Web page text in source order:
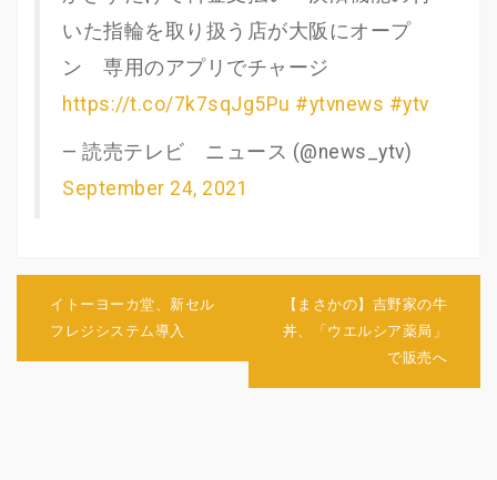
いた指輪を取り扱う店が大阪にオープ
ン 専用のアプリでチャージ
https://t.co/7k7sqJg5Pu #ytvnews #ytv
— 読売テレビ ニュース (@news_ytv)
September 24, 2021
ゲ
イトーヨーカ堂、新セル
フレジシステム導入
【まさかの】吉野家の牛
丼、「ウエルシア薬局」
で販売へ